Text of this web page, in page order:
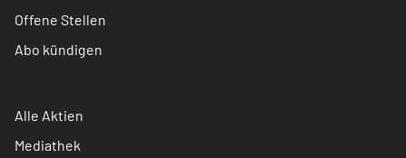
Offene Stellen
Abo kündigen
Alle Aktien
Mediathek